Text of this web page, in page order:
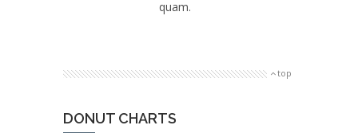
quam.
top
DONUT CHARTS